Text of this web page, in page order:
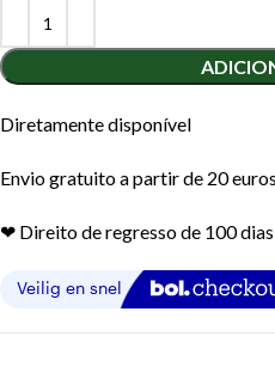
Diretamente disponível
Envio gratuito a partir de 20
❤︎ Direito de regresso de 100 dias